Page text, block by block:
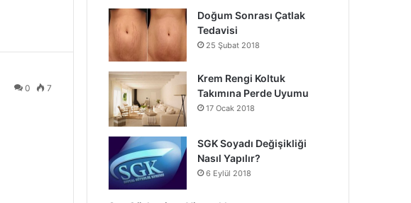
0 7
Doğum Sonrası Çatlak
Tedavisi
25 Şubat 2018
Krem Rengi Koltuk
Takımına Perde Uyumu
17 Ocak 2018
SGK Soyadı Değişikliği
Nasıl Yapılır?
6 Eylül 2018